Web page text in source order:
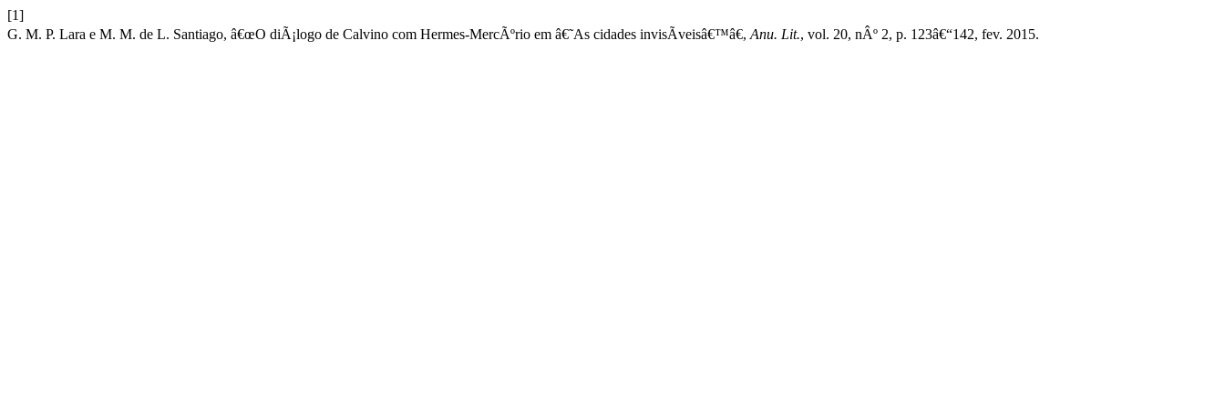
[1]
G. M. P. Lara e M. M. de L. Santiago, â€œO diÃ¡logo de Calvino com Hermes-MercÃºrio em â€˜As cidades invisÃ­veisâ€™â€, Anu. Lit., vol. 20, nÂº 2, p. 123â€“142, fev. 2015.